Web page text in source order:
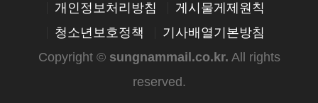
개인정보처리방침
게시물게제원칙
청소년보호정책
기사배열기본방침
Copyright © sungnammail.co.kr. All rights
reserved.